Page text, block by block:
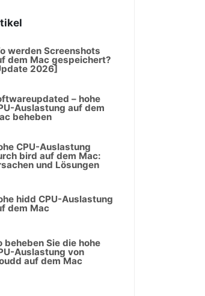
werden Screenshots
dem Mac gespeichert?
2026]
– hohe
Auslastung auf dem
beheben
CPU-Auslastung
bird auf dem Mac:
und Lösungen
hidd CPU-Auslastung
dem Mac
beheben Sie die hohe
Auslastung von
auf dem Mac